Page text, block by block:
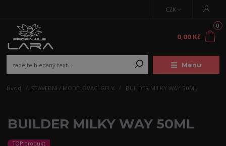
Menu
CZK
0
0,00 Kč
Úvod STAVEBNÍ / MODELOVACÍ GELY BUILDER MILKY WAY 50ML
BUILDER MILKY WAY 50ML
TOP produkt